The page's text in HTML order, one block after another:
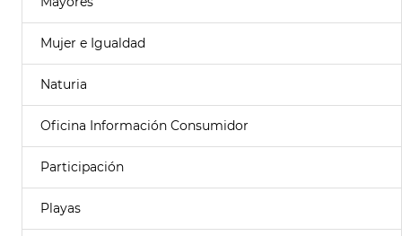
Mujer e Igualdad
Naturia
Oficina Información Consumidor
Participación
Playas